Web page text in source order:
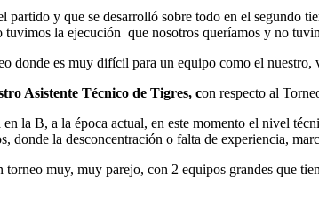
partido y que se desarrolló sobre todo en el segundo
tuvimos la ejecución que nosotros queríamos y no
donde es muy difícil para un equipo como el
Asistente Técnico de Tigres, con respecto al
la B, a la época actual, en este momento el nivel
donde la desconcentración o falta de experiencia,
muy, muy parejo, con 2 equipos grandes que